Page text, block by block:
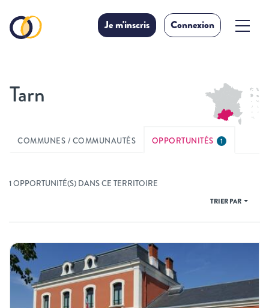
Je m'inscris Connexion
Tarn
COMMUNES / COMMUNAUTÉS OPPORTUNITÉS 1
1 OPPORTUNITÉ(S) DANS CE TERRITOIRE
TRIER PAR